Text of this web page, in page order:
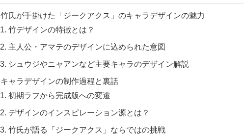
竹氏が手掛けた「ジークアクス」のキャラデザインの魅力
竹デザインの特徴とは？
主人公・アマテのデザインに込められた意図
シュウジやニャアンなど主要キャラのデザイン解説
キャラデザインの制作過程と裏話
初期ラフから完成版への変遷
デザインのインスピレーション源とは？
竹氏が語る「ジークアクス」ならではの挑戦